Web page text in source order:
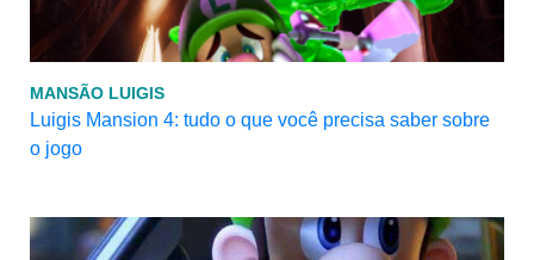
MANSÃO LUIGIS
Luigis Mansion 4: tudo o que você precisa saber sobre
o jogo